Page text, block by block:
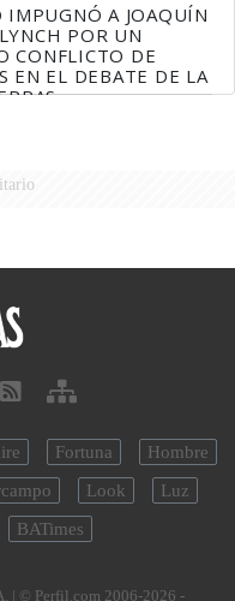
A JOAQUÍN
POR UN
CONFLICTO DE
EN EL DEBATE DE LA
Fortuna
Hombre
Look
Luz
BATimes
| © Perfil.com 2006-2026 -